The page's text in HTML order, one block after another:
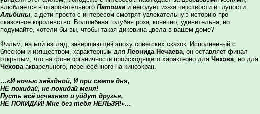
влюбляется в очаровательного Патрика и негодует из-за чёрствости и глупости
Альбины, а дети просто с интересом смотрят увлекательную историю про
сказочное королевство. Волшебная голубая роза, конечно, удивительна, но
подумайте, хотели бы вы, чтобы такая диковина цвела в вашем доме?
Фильм, на мой взгляд, завершающий эпоху советских сказок. Исполненный с
блеском и изяществом, характерным для Леонида Нечаева, он оставляет финал
открытым, что на фоне органичности происходящего характерно для Чехова, но для
Чеховаакварельного, перенесённого на киноэкран.
…«И ночью звёздной, И при свете дня,
НЕ покидай, не покидай меня!
Пусть всё исчезнет и уйдут друзья,
НЕ ПОКИДАЙ! Мне без тебя НЕЛЬЗЯ!»…